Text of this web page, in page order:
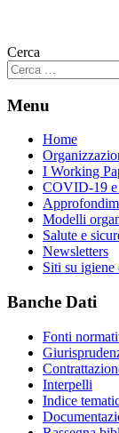
Cerca
Menu
Home
I Working
COVID-19 e
Modelli
Salute e
Newsletters
Siti su igiene
Banche Dati
Fonti
Interpelli
Indice